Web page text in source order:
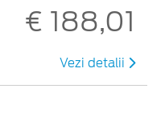
€ 188,01
Vezi detalii